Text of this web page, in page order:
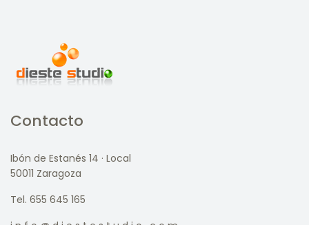
Contacto
Ibón de Estanés 14 · Local
50011 Zaragoza
Tel. 655 645 165